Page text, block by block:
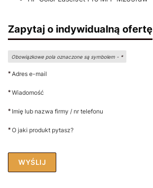
Zapytaj o indywidualną ofertę
Obowiązkowe pola oznaczone są symbolem - *
*Adres e-mail
*Wiadomość
* Imię lub nazwa firmy / nr telefonu
*O jaki produkt pytasz?
WYŚLIJ